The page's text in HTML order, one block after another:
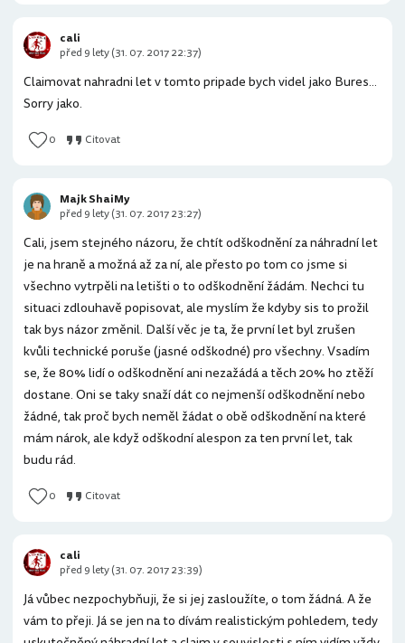
Claimovat nahradni let v tomto pripade bych videl jako Bures...
Sorry jako.
0 Citovat
cali
před 9 lety (31. 07. 2017 22:37)
Cali, jsem stejného názoru, že chtít odškodnění za náhradní let
je na hraně a možná až za ní, ale přesto po tom co jsme si
všechno vytrpěli na letišti o to odškodnění žádám. Nechci tu
situaci zdlouhavě popisovat, ale myslím že kdyby sis to prožil
tak bys názor změnil. Další věc je ta, že první let byl zrušen
kvůli technické poruše (jasné odškodné) pro všechny. Vsadím
se, že 80% lidí o odškodnění ani nezažádá a těch 20% ho ztěží
dostane. Oni se taky snaží dát co nejmenší odškodnění nebo
žádné, tak proč bych neměl žádat o obě odškodnění na které
mám nárok, ale když odškodní alespon za ten první let, tak
budu rád.
0 Citovat
Majk ShaiMy
před 9 lety (31. 07. 2017 23:27)
Já vůbec nezpochybňuji, že si jej zasloužíte, o tom žádná. A že
vám to přeji. Já se jen na to dívám realistickým pohledem, tedy
cali
před 9 lety (31. 07. 2017 23:39)